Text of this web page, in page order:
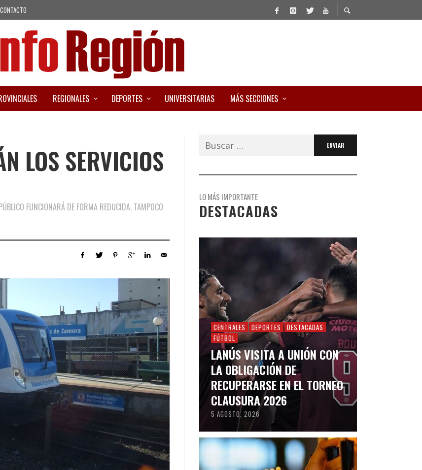
CONTACTO
REGIONALES DEPORTES UNIVERSITARIAS MÁS SECCIONES
LOS SERVICIOS
FUNCIONARÁ DE FORMA REDUCIDA. TAMPOCO
Buscar:
LO MÁS IMPORTANTE
DESTACADAS
CENTRALES DEPORTES
DESTACADAS
FÚTBOL
LANÚS VISITA A UNIÓN CON
LA OBLIGACIÓN DE
RECUPERARSE EN EL TORNEO
CLAUSURA 2026
5 AGOSTO, 2026